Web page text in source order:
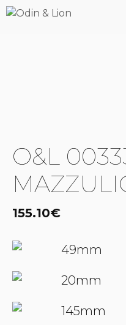
Saltar
O&L
155.10€
49mm
20mm
145mm